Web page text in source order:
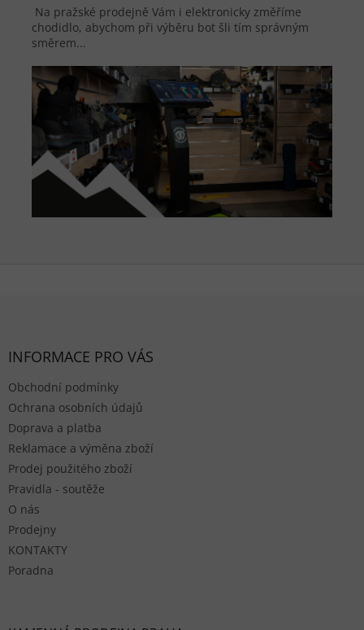
Na pražské prodejně Vám i elektronicky změříme
chodidlo, abychom při výběru bot šli tím správným
směrem...
INFORMACE PRO VÁS
Obchodní podmínky
Ochrana osobních údajů
Doprava a platba
Reklamace a výměna zboží
Prodej použitého zboží
Pravidla - soutěže
O nás
Prodejny
KONTAKTY
Poradna